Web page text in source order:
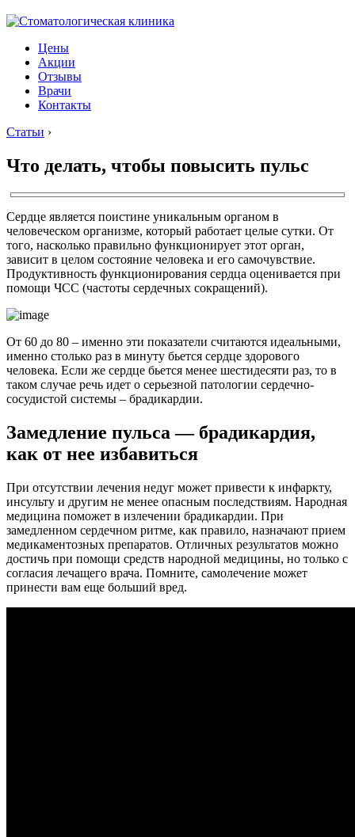
Цены
Акции
Отзывы
Врачи
Контакты
Статьи ›
Что делать, чтобы повысить пульс
Сердце является поистине уникальным органом в
человеческом организме, который работает целые сутки. От
того, насколько правильно функционирует этот орган,
зависит в целом состояние человека и его самочувствие.
Продуктивность функционирования сердца оценивается при
помощи ЧСС (частоты сердечных сокращений).
От 60 до 80 – именно эти показатели считаются идеальными,
именно столько раз в минуту бьется сердце здорового
человека. Если же сердце бьется менее шестидесяти раз, то в
таком случае речь идет о серьезной патологии сердечно-
сосудистой системы – брадикардии.
Замедление пульса — брадикардия,
как от нее избавиться
При отсутствии лечения недуг может привести к инфаркту,
инсульту и другим не менее опасным последствиям. Народная
медицина поможет в излечении брадикардии. При
замедленном сердечном ритме, как правило, назначают прием
медикаментозных препаратов. Отличных результатов можно
достичь при помощи средств народной медицины, но только с
согласия лечащего врача. Помните, самолечение может
принести вам еще больший вред.